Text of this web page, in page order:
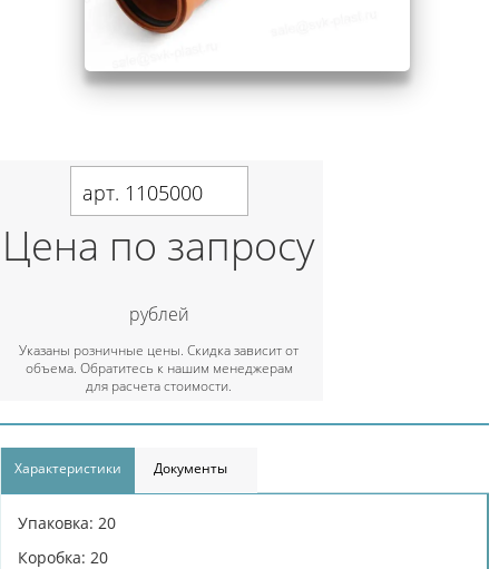
арт. 1105000
Цена по запросу
рублей
Указаны розничные цены. Скидка зависит от
объема. Обратитесь к нашим менеджерам
для расчета стоимости.
Характеристики Документы
Упаковка: 20
Коробка: 20